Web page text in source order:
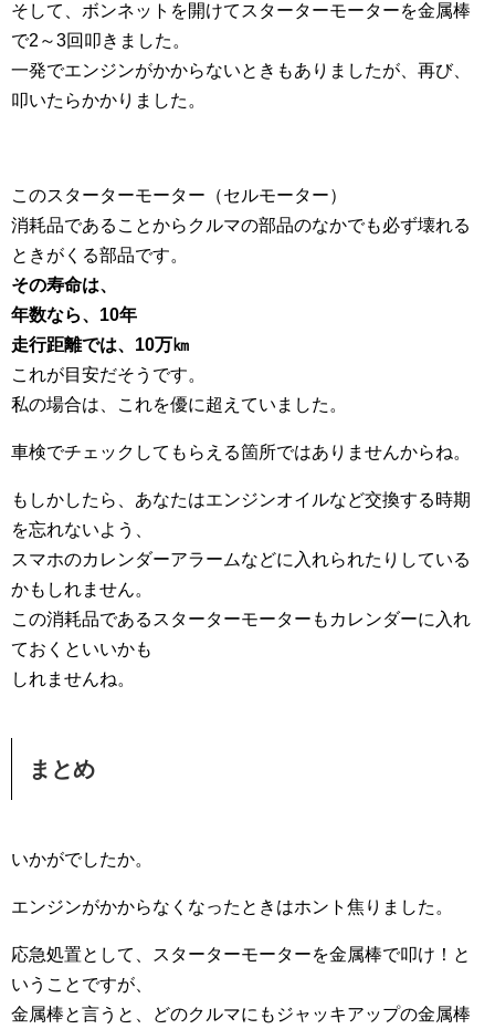
そして、ボンネットを開けてスターターモーターを金属棒
で2～3回叩きました。
一発でエンジンがかからないときもありましたが、再び、
叩いたらかかりました。
このスターターモーター（セルモーター）
消耗品であることからクルマの部品のなかでも必ず壊れる
ときがくる部品です。
その寿命は、
年数なら、10年
走行距離では、10万㎞
これが目安だそうです。
私の場合は、これを優に超えていました。
車検でチェックしてもらえる箇所ではありませんからね。
もしかしたら、あなたはエンジンオイルなど交換する時期
を忘れないよう、
スマホのカレンダーアラームなどに入れられたりしている
かもしれません。
この消耗品であるスターターモーターもカレンダーに入れ
ておくといいかも
しれませんね。
まとめ
いかがでしたか。
エンジンがかからなくなったときはホント焦りました。
応急処置として、スターターモーターを金属棒で叩け！と
いうことですが、
金属棒と言うと、どのクルマにもジャッキアップの金属棒